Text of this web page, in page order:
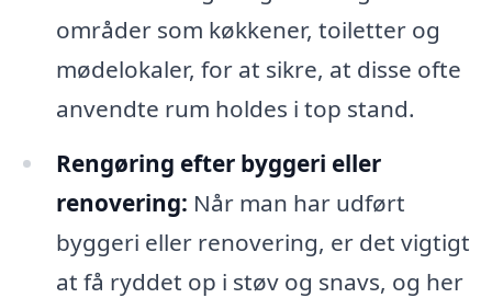
områder som køkkener, toiletter og
mødelokaler, for at sikre, at disse ofte
anvendte rum holdes i top stand.
Rengøring efter byggeri eller
renovering: Når man har udført
byggeri eller renovering, er det vigtigt
at få ryddet op i støv og snavs, og her